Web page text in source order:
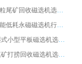
2026细粒尾矿回收磁选机选购指南 产业集群优质生产厂家华体会手机网页版-华体会(中国) 解析
2026节能低耗永磁磁选机行业优选标杆 临朐华体会手机网页版-华体会(中国) 专业生产厂家
2026 湿式小型平板磁选机选矿适配设备 临朐华体会手机网页版-华体会(中国) 实体生产厂家直供
2026 尾矿打捞回收磁选机选购 主流市场推荐实力生产厂家